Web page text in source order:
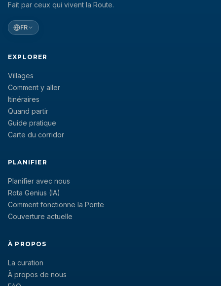
Fait par ceux qui vivent la Route.
FR
EXPLORER
Villages
Comment y aller
Itinéraires
Quand partir
Guide pratique
Carte du corridor
PLANIFIER
Planifier avec nous
Rota Genius (IA)
Comment fonctionne la Ponte
Couverture actuelle
À PROPOS
La curation
À propos de nous